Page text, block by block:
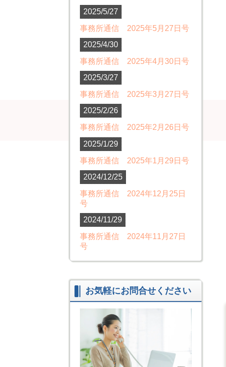
2025/5/27
事務所通信 2025年5月27日号
2025/4/30
事務所通信 2025年4月30日号
2025/3/27
事務所通信 2025年3月27日号
2025/2/26
事務所通信 2025年2月26日号
2025/1/29
事務所通信 2025年1月29日号
2024/12/25
事務所通信 2024年12月25日
号
2024/11/29
事務所通信 2024年11月27日
号
お気軽にお問合せください